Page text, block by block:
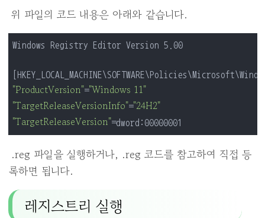
위 파일의 코드 내용은 아래와 같습니다.
Windows Registry Editor Version 5.00
"ProductVersion"="Windows 11"
"TargetReleaseVersionInfo"="24H2"
"TargetReleaseVersion"=dword:00000001
.reg 파일을 실행하거나, .reg 코드를 참고하여 직접 등
록하면 됩니다.
레지스트리 실행